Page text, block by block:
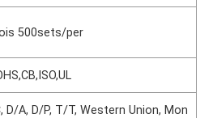
500sets/per
D/A, D/P, T/T, Western Union, Mon